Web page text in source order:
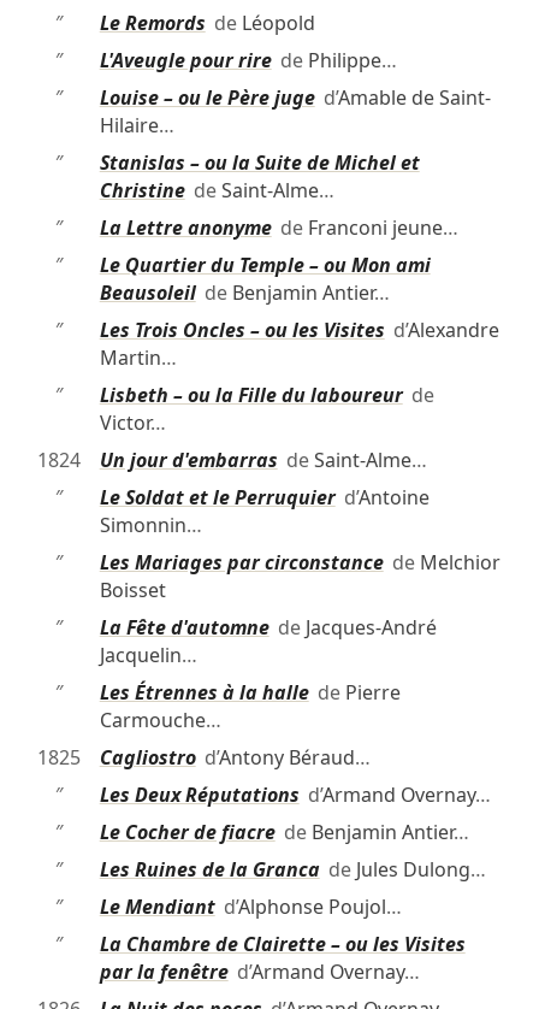
″
Le Remords de Léopold
″
L'Aveugle pour rirede Philippe…
″
Louise – ou le Père juged’Amable de Saint-
Hilaire…
″
Stanislas – ou la Suite de Michel et
ChristinedeSaint-Alme…
″
La Lettre anonymede Franconi jeune…
″
Le Quartier du Temple – ou Mon ami
Beausoleilde Benjamin Antier…
″
Les Trois Oncles – ou les Visites d’Alexandre
Martin…
″
Lisbeth – ou la Fille du laboureurde
Victor…
1824
Un jour d'embarras deSaint-Alme…
″
Le Soldat et le Perruquierd’Antoine
Simonnin…
″
Les Mariages par circonstancede Melchior
Boisset
″
La Fête d'automnede Jacques-André
Jacquelin…
″
Les Étrennes à la hallede Pierre
Carmouche…
1825
Cagliostrod’Antony Béraud…
″
Les Deux Réputations d’Armand Overnay…
″
Le Cocher de fiacrede Benjamin Antier…
″
Les Ruines de la Grancade Jules Dulong…
″
Le Mendiantd’Alphonse Poujol…
″
La Chambre de Clairette – ou les Visites
par la fenêtred’Armand Overnay…